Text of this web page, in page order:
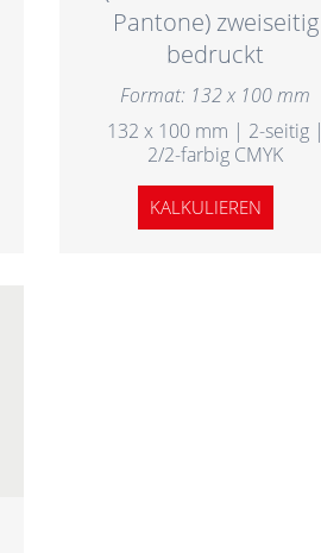
Pantone) zweiseitig
bedruckt
Format: 132 x 100 mm
132 x 100 mm | 2-seitig |
2/2-farbig CMYK
KALKULIEREN